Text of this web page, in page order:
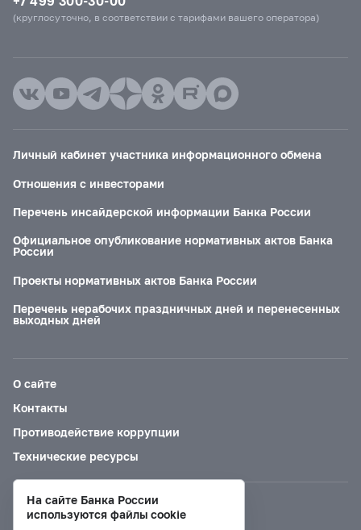
(круглосуточно, в соответствии с тарифами вашего оператора)
Личный кабинет участника информационного обмена
Отношения с инвесторами
Перечень инсайдерской информации Банка России
Официальное опубликование нормативных актов Банка
России
Проекты нормативных актов Банка России
Перечень нерабочих праздничных дней и перенесенных
выходных дней
О сайте
Контакты
Противодействие коррупции
Технические ресурсы
Версия для слабовидящих
На сайте Банка России
используются файлы cookie